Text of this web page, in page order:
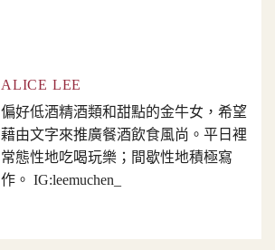
ALICE LEE
偏好低酒精酒類和甜點的金牛女，希望
藉由文字來推廣餐酒飲食風尚。平日裡
常態性地吃喝玩樂；間歇性地積極寫
作。 IG:leemuchen_